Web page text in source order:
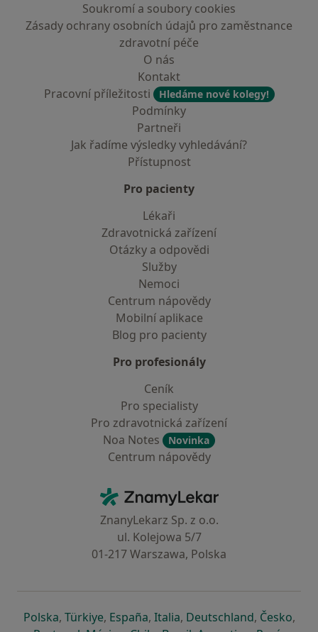
Soukromí a soubory cookies
Zásady ochrany osobních údajů pro zaměstnance
zdravotní péče
O nás
Kontakt
Pracovní příležitosti
Hledáme nové kolegy!
Podmínky
Partneři
Jak řadíme výsledky vyhledávání?
Přístupnost
Pro pacienty
Lékaři
Zdravotnická zařízení
Otázky a odpovědi
Služby
Nemoci
Centrum nápovědy
Mobilní aplikace
Blog pro pacienty
Pro profesionály
Ceník
Pro specialisty
Pro zdravotnická zařízení
Noa Notes
Novinka
Centrum nápovědy
ZnamyLekar - Hlavní stránka
ZnanyLekarz Sp. z o.o.
ul. Kolejowa 5/7
01-217 Warszawa, Polska
Polskase otevře v nové záložce
, Türkiyese otevře v nové záložce
, Españase otevře v nové záložce
, Italiase otevře v nové záložce
, Deutschlandse otevře v
, Českose
,